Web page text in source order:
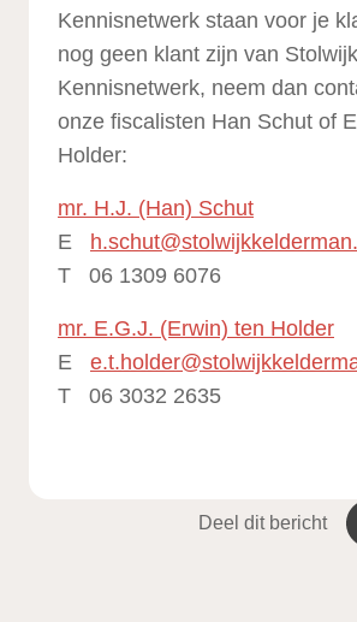
Kennisnetwerk staan voor je
nog geen klant zijn van Stolwijk
Kennisnetwerk, neem dan
onze fiscalisten Han Schut of
Holder:
mr. H.J. (Han) Schut
E
T 06 1309 6076
mr. E.G.J. (Erwin) ten Holder
E
T 06 3032 2635
Deel dit bericht